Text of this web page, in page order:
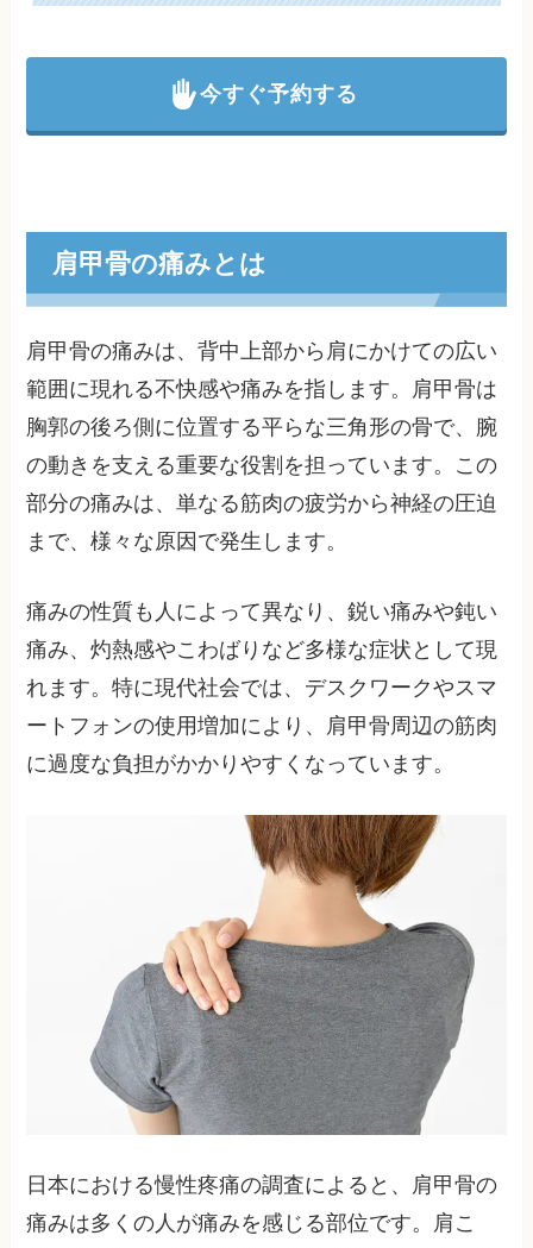
今すぐ予約する
肩甲骨の痛みとは
肩甲骨の痛みは、背中上部から肩にかけての広い
範囲に現れる不快感や痛みを指します。肩甲骨は
胸郭の後ろ側に位置する平らな三角形の骨で、腕
の動きを支える重要な役割を担っています。この
部分の痛みは、単なる筋肉の疲労から神経の圧迫
まで、様々な原因で発生します。
痛みの性質も人によって異なり、鋭い痛みや鈍い
痛み、灼熱感やこわばりなど多様な症状として現
れます。特に現代社会では、デスクワークやスマ
ートフォンの使用増加により、肩甲骨周辺の筋肉
に過度な負担がかかりやすくなっています。
日本における慢性疼痛の調査によると、肩甲骨の
痛みは多くの人が痛みを感じる部位です。肩こ